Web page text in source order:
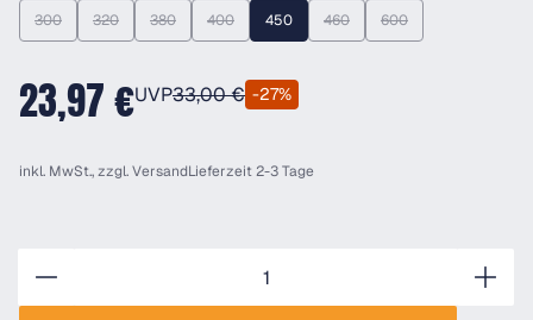
300(Diese Option ist zurzeit nicht verfügbar.)
320(Diese Option ist zurzeit nicht verfügbar.)
380(Diese Option ist zurzeit nicht verfügbar.)
400(Diese Option ist zurzeit nicht verfügbar.)
450 460(Diese Option ist zurzeit nicht
600(Diese Option ist
23,97 €UVP33,00 € -27%
inkl. MwSt., zzgl.VersandLieferzeit 2-3 Tage